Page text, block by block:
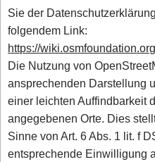
Sie der
folgendem Link:
https://
Die Nutzung von
ansprechenden Darstellung
einer leichten Auffindbarkeit
angegebenen Orte. Dies
Sinne von Art. 6 Abs. 1 lit. f
entsprechende Einwilligung